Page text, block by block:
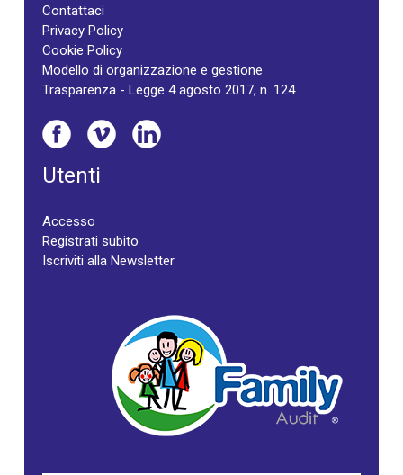
Contattaci
Privacy Policy
Cookie Policy
Modello di organizzazione e gestione
Trasparenza - Legge 4 agosto 2017, n. 124
Utenti
Accesso
Registrati subito
Iscriviti alla Newsletter